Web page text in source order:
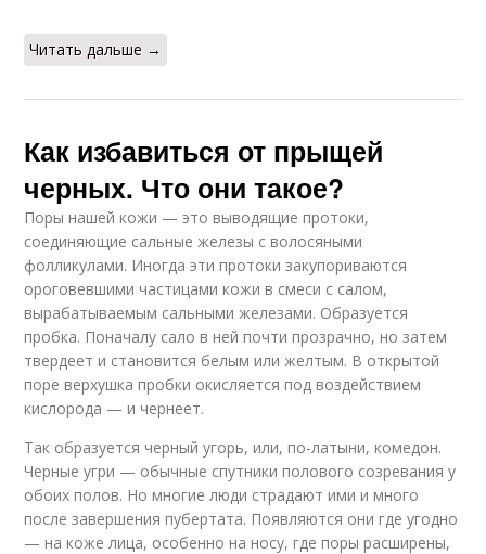
Читать дальше →
Как избавиться от прыщей
черных. Что они такое?
Поры нашей кожи — это выводящие протоки,
соединяющие сальные железы с волосяными
фолликулами. Иногда эти протоки закупориваются
ороговевшими частицами кожи в смеси с салом,
вырабатываемым сальными железами. Образуется
пробка. Поначалу сало в ней почти прозрачно, но затем
твердеет и становится белым или желтым. В открытой
поре верхушка пробки окисляется под воздействием
кислорода — и чернеет.
Так образуется черный угорь, или, по-латыни, комедон.
Черные угри — обычные спутники полового созревания у
обоих полов. Но многие люди страдают ими и много
после завершения пубертата. Появляются они где угодно
— на коже лица, особенно на носу, где поры расширены,